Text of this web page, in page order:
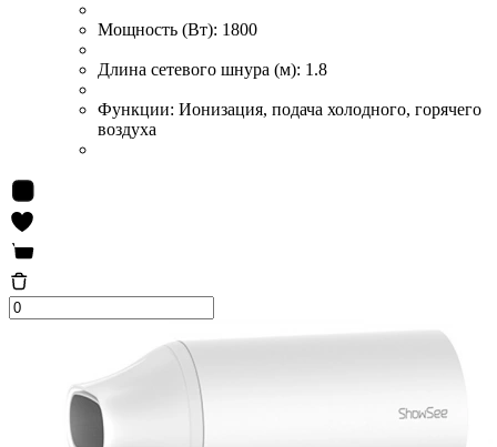
Мощность (Вт): 1800
Длина сетевого шнура (м): 1.8
Функции: Ионизация, подача холодного, горячего
воздуха